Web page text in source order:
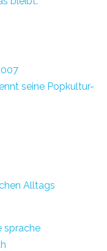
seine Popkultur-
Alltags
sprache